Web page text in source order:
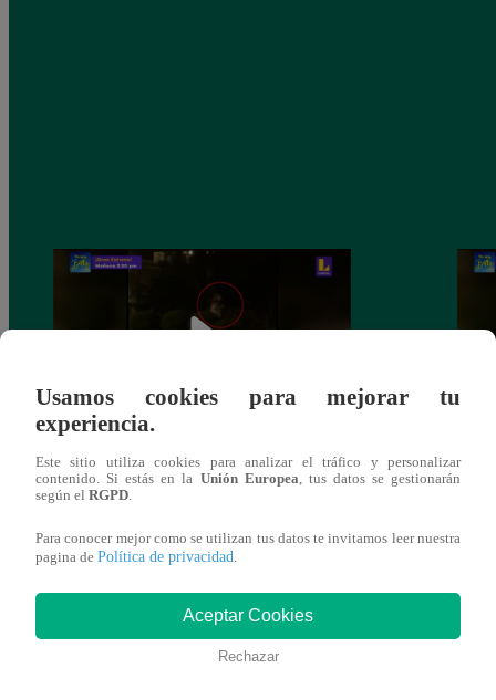
Sofía Franco ocasiona triple choque en
estado de ebriedad
También te puede
Usamos cookies para mejorar tu
experiencia.
Este sitio utiliza cookies para analizar el tráfico y personalizar
contenido. Si estás en la Unión Europea, tus datos se gestionarán
según el RGPD.
Para conocer mejor como se utilizan tus datos te invitamos leer nuestra
pagina de Política de privacidad.
Aceptar Cookies
Rechazar